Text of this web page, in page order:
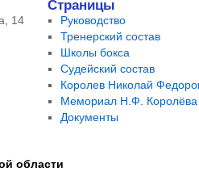
14
Страницы
Руководство
Тренерский состав
Школы бокса
Судейский состав
Королев Николай
Мемориал Н.Ф. Королёва
Документы
области